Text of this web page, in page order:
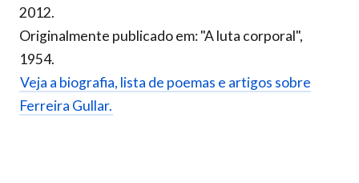
2012.
Originalmente publicado em: "A luta corporal",
1954.
Veja a biografia, lista de poemas e artigos sobre
Ferreira Gullar.